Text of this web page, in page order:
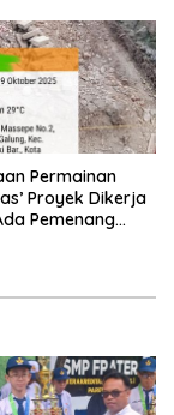
Permainan
Proyek Dikerja
Pemenang